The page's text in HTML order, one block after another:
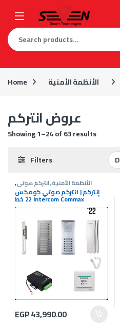
Search for:
Home الأنظمة الأمنية
عروض انتركم
Showing 1–24 of 63 results
Filters
الأنظمة الأمنية,انتركم صوتى,
عروض انتركم
إنتركم | انتركم صوتي كومكس
22 خط Intercom Commax
EGP43,990.00